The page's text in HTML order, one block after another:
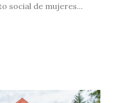
social de mujeres...